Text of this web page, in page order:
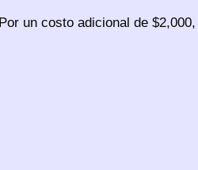
Por un costo adicional de